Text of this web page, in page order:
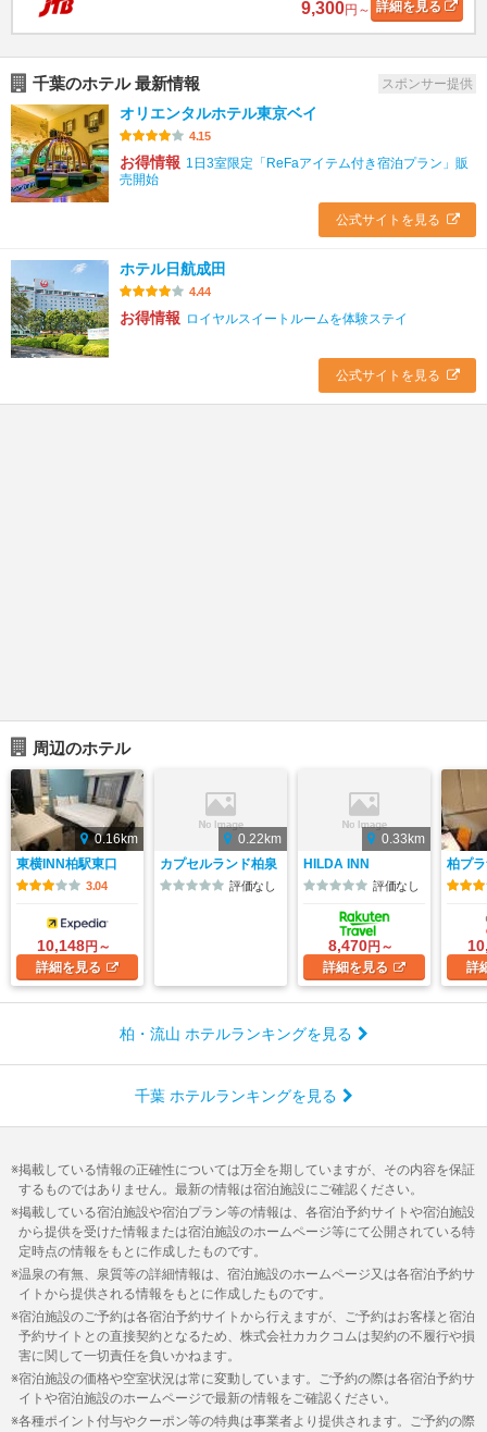
9,300円～ 詳細を見る
千葉のホテル 最新情報 スポンサー提供
オリエンタルホテル東京ベイ
4.15
お得情報 1日3室限定「ReFaアイテム付き宿泊プラン」販
売開始
公式サイトを見る
ホテル日航成田
4.44
お得情報 ロイヤルスイートルームを体験ステイ
公式サイトを見る
周辺のホテル
0.16km
東横INN柏駅東口
3.04
10,148円～
詳細を見る
0.22km
カプセルランド柏泉
評価なし
0.33km
HILDA INN
評価なし
8,470円～
詳細を見る
柏プ
詳
柏・流山 ホテルランキングを見る
千葉 ホテルランキングを見る
掲載している情報の正確性については万全を期していますが、その内容を保証
するものではありません。最新の情報は宿泊施設にご確認ください。
掲載している宿泊施設や宿泊プラン等の情報は、各宿泊予約サイトや宿泊施設
から提供を受けた情報または宿泊施設のホームページ等にて公開されている特
定時点の情報をもとに作成したものです。
温泉の有無、泉質等の詳細情報は、宿泊施設のホームページ又は各宿泊予約サ
イトから提供される情報をもとに作成したものです。
宿泊施設のご予約は各宿泊予約サイトから行えますが、ご予約はお客様と宿泊
予約サイトとの直接契約となるため、株式会社カカクコムは契約の不履行や損
害に関して一切責任を負いかねます。
宿泊施設の価格や空室状況は常に変動しています。ご予約の際は各宿泊予約サ
イトや宿泊施設のホームページで最新の情報をご確認ください。
各種ポイント付与やクーポン等の特典は事業者より提供されます。ご予約の際